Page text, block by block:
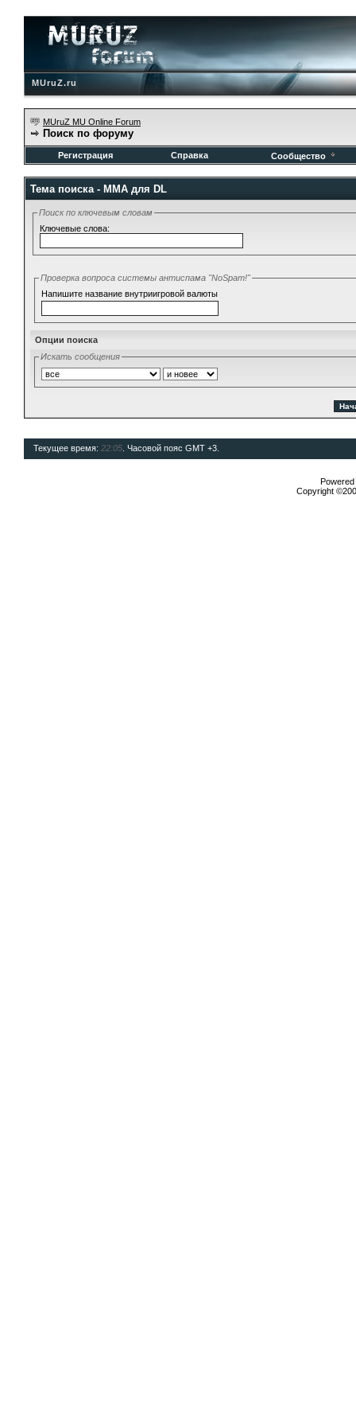
MUruZ.ru
MUruZ MU Online Forum
Поиск по форуму
Регистрация Справка Сообщество
Тема поиска - MMA для DL
Поиск по ключевым словам
Ключевые слова:
Проверка вопроса системы антиспама "NoSpam!"
Напишите название внутриигровой валюты
Опции поиска
Искать сообщения
Текущее время: 22:05 . Часовой пояс GMT +3.
Copyright